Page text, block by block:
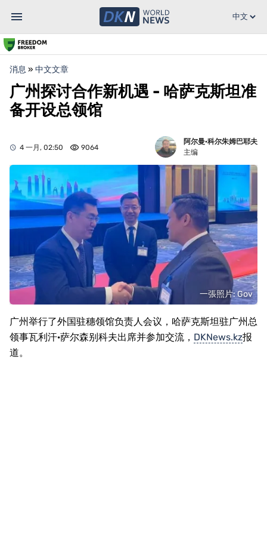
消息 » 中文文章
广州探讨合作新机遇 - 哈萨克斯坦准
备开设总领馆
4 一月, 02:50 9064
阿尔曼·科尔朱姆巴耶夫
主编
一張照片: Gov
广州举行了外国驻穗领馆负责人会议，哈萨克斯坦驻广州总
领事瓦利汗·萨尔森别科夫出席并参加交流， DKNews.kz报
道。